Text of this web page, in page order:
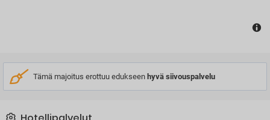
Tämä majoitus erottuu edukseen hyvä siivouspalvelu